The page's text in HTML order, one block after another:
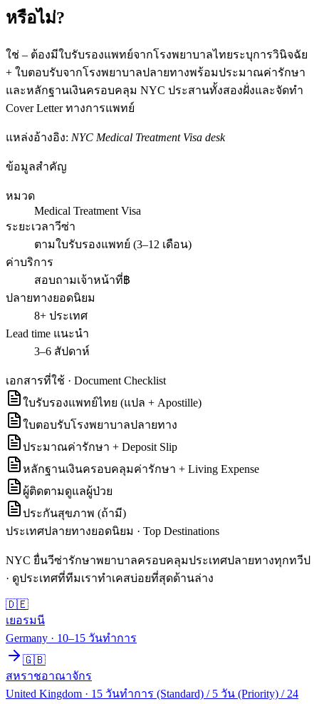
หรือไม่?
ใช่ – ต้องมีใบรับรองแพทย์จากโรงพยาบาลไทยระบุการวินิจฉัย
+ ใบตอบรับจากโรงพยาบาลปลายทางพร้อมประมาณค่ารักษา
และหลักฐานเงินครอบคลุม NYC ประสานทั้งสองฝั่งและจัดทำ
Cover Letter ทางการแพทย์
แหล่งอ้างอิง: NYC Medical Treatment Visa desk
ข้อมูลสำคัญ
หมวด
Medical Treatment Visa
ระยะเวลาวีซ่า
ตามใบรับรองแพทย์ (3–12 เดือน)
ค่าบริการ
สอบถามเจ้าหน้าที่฿
ปลายทางยอดนิยม
8+ ประเทศ
Lead time แนะนำ
3–6 สัปดาห์
เอกสารที่ใช้ · Document Checklist
ใบรับรองแพทย์ไทย (แปล + Apostille)
ใบตอบรับโรงพยาบาลปลายทาง
ประมาณค่ารักษา + Deposit Slip
หลักฐานเงินครอบคลุมค่ารักษา + Living Expense
ผู้ติดตามดูแลผู้ป่วย
ประกันสุขภาพ (ถ้ามี)
ประเทศปลายทางยอดนิยม · Top Destinations
NYC ยื่นวีซ่ารักษาพยาบาลครอบคลุมประเทศปลายทางทุกทวีป
· ดูประเทศที่ทีมเราทำเคสบ่อยที่สุดด้านล่าง
🇩🇪
เยอรมนี
Germany · 10–15 วันทำการ
🇬🇧
สหราชอาณาจักร
United Kingdom · 15 วันทำการ (Standard) / 5 วัน (Priority) / 24